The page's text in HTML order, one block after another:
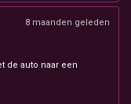
8 maanden geleden
de auto naar een